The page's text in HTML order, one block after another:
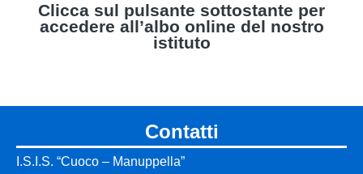
clicca sul pulsante sottostante per
accedere all’albo online del nostro
istituto
contatti
I.S.I.S. “Cuoco – Manuppella”